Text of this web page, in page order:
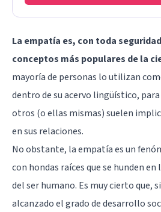
La empatía es, con toda
conceptos más populares de la
mayoría de personas lo utilizan
dentro de su acervo lingüístico,
otros (o ellas mismas) suelen
en sus relaciones.
No obstante, la empatía es un
con hondas raíces que se hunden
del ser humano. Es muy cierto que,
alcanzado el grado de desarrollo